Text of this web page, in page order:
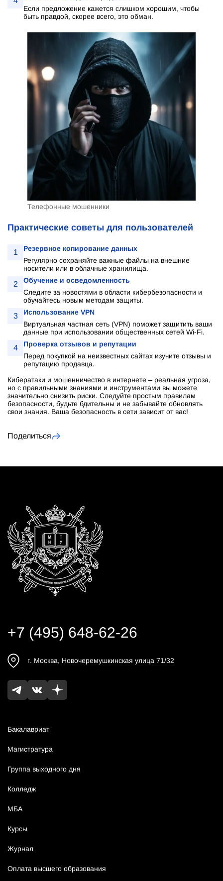
Если предложение кажется слишком хорошим, чтобы
быть правдой, скорее всего, это обман.
Телефонные мошенники
Практические советы для пользователей
1
Резервное копирование данных
Регулярно сохраняйте важные файлы на внешние
носители или в облачные хранилища.
2
Обучение и осведомленность
Следите за новостями в области кибербезопасности и
обучайтесь новым методам защиты.
3
Использование VPN
Виртуальная частная сеть (VPN) поможет защитить ваши
данные при использовании общественных сетей Wi-Fi.
4
Проверка отзывов и репутации
Перед покупкой на неизвестных сайтах изучите отзывы и
репутацию продавца.
Кибератаки и мошенничество в интернете – реальная угроза,
но с правильными знаниями и инструментами вы можете
значительно снизить риски. Следуйте простым правилам
безопасности, будьте бдительны и не забывайте обновлять
свои знания. Ваша безопасность в сети зависит от вас!
Поделиться
Бакалавриат
Магистратура
Группа выходного дня
Колледж
МБА
Курсы
Журнал
Оплата высшего образования
+7 (495) 648-62-26
г. Москва, Новочеремушкинская улица 71/32